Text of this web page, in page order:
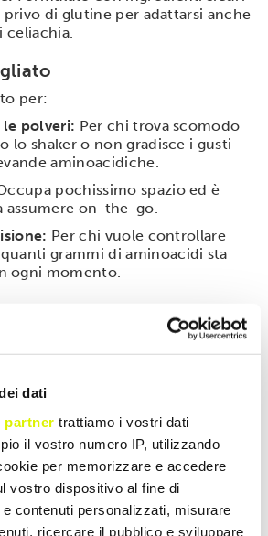
dati
partner trattiamo i vostri dati
il vostro numero IP, utilizzando
per memorizzare e accedere
vostro dispositivo al fine di
contenuti personalizzati, misurare
ricercare il pubblico e sviluppare
privo di glutine per adattarsi anche
celiachia.
per:
le polveri: Per chi trova scomodo
lo shaker o non gradisce i gusti
aminoacidiche.
pochissimo spazio ed è
assumere on-the-go.
Per chi vuole controllare
grammi di aminoacidi sta
ogni momento.
con un abbondante
dell'attività fisica e 2 compresse
dopo.
Assumere 2 compresse due
tra i pasti principali (es. metà
pomeriggio).